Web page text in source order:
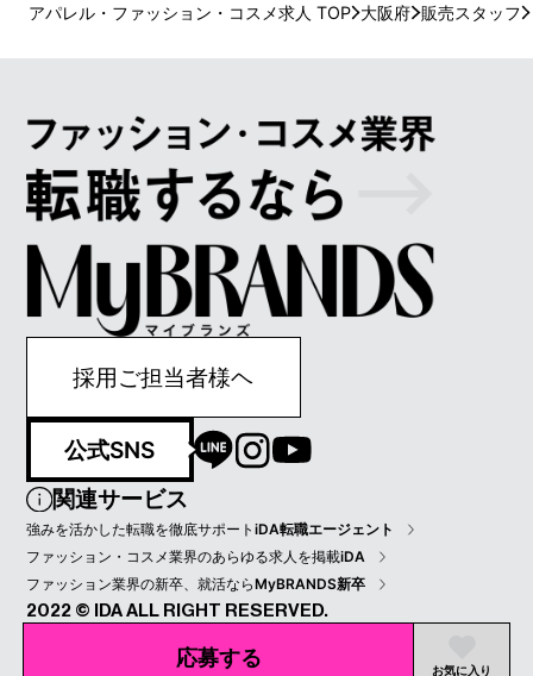
応募する お気に入り
アパレル・ファッション・コスメ求人 TOP 大阪府 販売スタッフ
採用ご担当者様ヘ
公式SNS
関連サービス
強みを活かした転職を徹底サポートiDA転職エージェント
ファッション・コスメ業界のあらゆる求人を掲載iDA
ファッション業界の新卒、就活ならMyBRANDS新卒
2022 © IDA ALL RIGHT RESERVED.